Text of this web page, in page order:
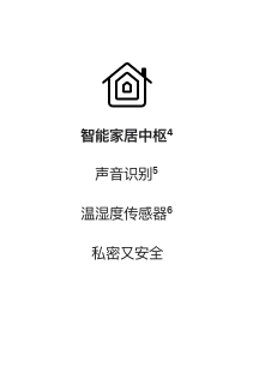
智能家居中枢脚
⁴
声音识别脚
⁵
温湿度传感器脚
⁶
私密又安全